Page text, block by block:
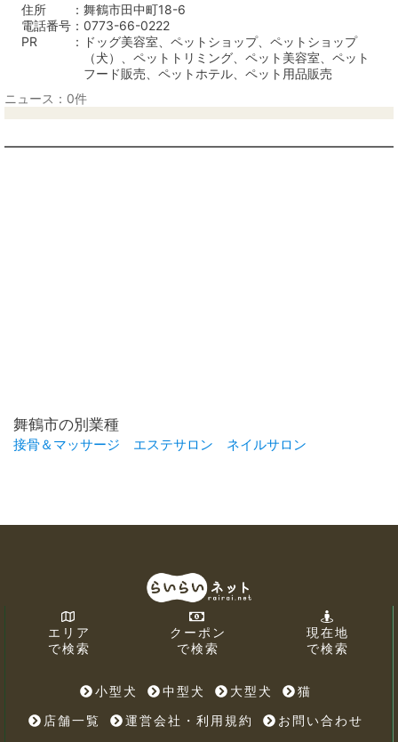
住所
舞鶴市田中町18-6
電話番号
0773-66-0222
PR
ドッグ美容室、ペットショップ、ペットショップ
（犬）、ペットトリミング、ペット美容室、ペット
フード販売、ペットホテル、ペット用品販売
ニュース：0件
舞鶴市の別業種
接骨＆マッサージ エステサロン ネイルサロン
エリア
で検索
クーポン
で検索
現在地
で検索
小型犬 中型犬 大型犬
猫
店舗一覧
運営会社・利用規約 お問い合わせ